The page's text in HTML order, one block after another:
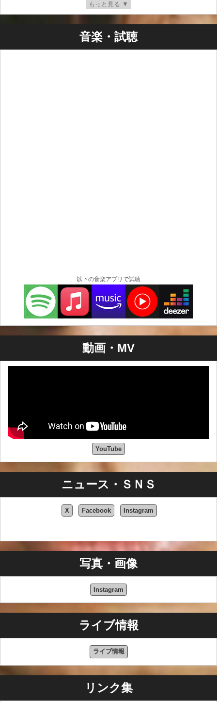
内アーティストとなった。
2022年10月、2ndアルバムリリースを記念した「LOVE
ALL SERVE ALL STADIUM LIVE」と題したスタジアムラ
もっと見る ▼
音楽・試聴
以下の音楽アプリで試聴
動画・MV
YouTube
ニュース・ＳＮＳ
X Facebook Instagram
写真・画像
Instagram
ライブ情報
ライブ情報
リンク集